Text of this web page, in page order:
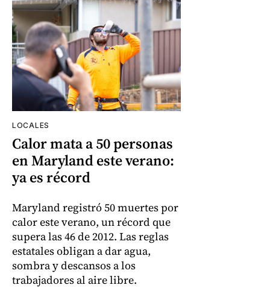
LOCALES
Calor mata a 50 personas
en Maryland este verano:
ya es récord
Maryland registró 50 muertes por
calor este verano, un récord que
supera las 46 de 2012. Las reglas
estatales obligan a dar agua,
sombra y descansos a los
trabajadores al aire libre.